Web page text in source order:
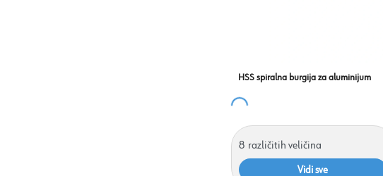
HSS spiralna burgija za aluminijum
8 različitih veličina
Vidi sve